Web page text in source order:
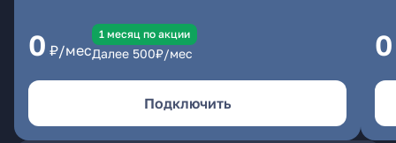
0 ₽/мес
1 месяц по акции
Далее 500₽/мес
Подключить
0